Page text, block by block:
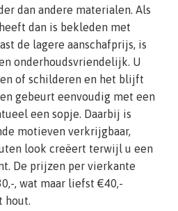
dan andere materialen. Als
dan is bekleden met
de lagere aanschafprijs, is
onderhoudsvriendelijk. U
of schilderen en het blijft
gebeurt eenvoudig met een
een sopje. Daarbij is
motieven verkrijgbaar,
look creëert terwijl u een
De prijzen per vierkante
, wat maar liefst €40,-
hout.